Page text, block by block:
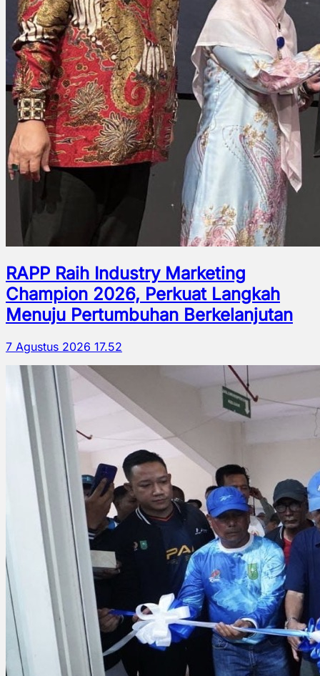
RAPP Raih Industry Marketing
Champion 2026, Perkuat Langkah
Menuju Pertumbuhan Berkelanjutan
7 Agustus 2026 17.52